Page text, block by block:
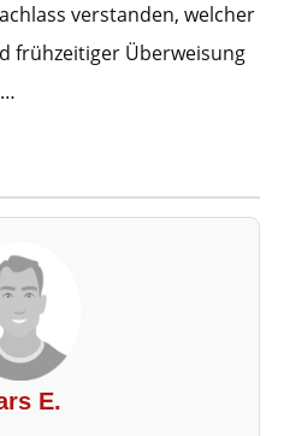
verstanden, welcher
frühzeitiger Überweisung
E.